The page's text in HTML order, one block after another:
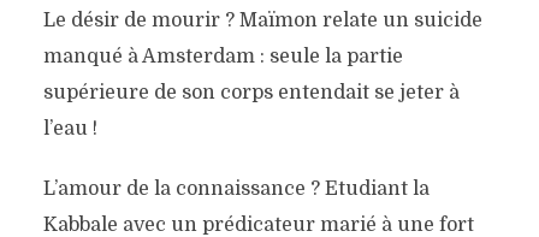
Le désir de mourir ? Maïmon relate un suicide
manqué à Amsterdam : seule la partie
supérieure de son corps entendait se jeter à
l’eau !
L’amour de la connaissance ? Etudiant la
Kabbale avec un prédicateur marié à une fort